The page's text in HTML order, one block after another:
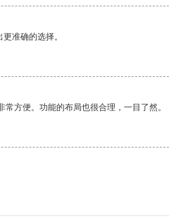
准确的选择。
方便。功能的布局也很合理，一目了然。